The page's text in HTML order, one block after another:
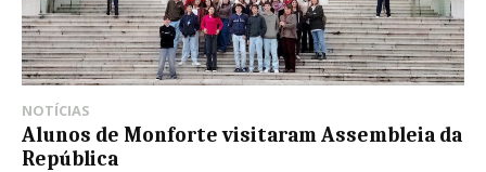
NOTÍCIAS
Alunos de Monforte visitaram Assembleia da
República